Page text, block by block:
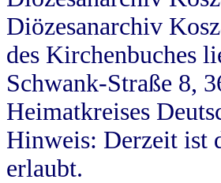
Diözesanarchiv
des Kirchenbuches
Schwank-Straße 8,
Heimatkreises
Hinweis: Derzeit ist
erlaubt.